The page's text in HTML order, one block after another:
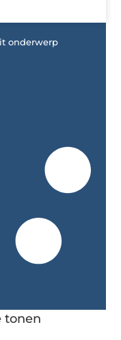
onderwerp
tonen